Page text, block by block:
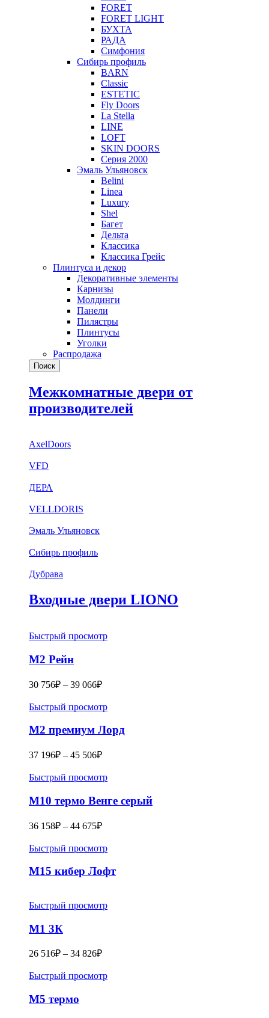
FORET
FORET LIGHT
БУХТА
РАДА
Симфония
Сибирь профиль
BARN
Classic
ESTETIC
Fly Doors
La Stella
LINE
LOFT
SKIN DOORS
Серия 2000
Эмаль Ульяновск
Belini
Linea
Luxury
Shel
Багет
Дельта
Классика
Классика Грейс
Плинтуса и декор
Декоративные элементы
Карнизы
Молдинги
Панели
Пилястры
Плинтусы
Уголки
Распродажа
Поиск
Межкомнатные двери от
производителей
AxelDoors
VFD
ДЕРА
VELLDORIS
Эмаль Ульяновск
Сибирь профиль
Дубрава
Входные двери LIONO
Быстрый просмотр
М2 Рейн
30 756₽ – 39 066₽
Быстрый просмотр
M2 премиум Лорд
37 196₽ – 45 506₽
Быстрый просмотр
M10 термо Венге серый
36 158₽ – 44 675₽
Быстрый просмотр
М15 кибер Лофт
Быстрый просмотр
M1 3К
26 516₽ – 34 826₽
Быстрый просмотр
M5 термо